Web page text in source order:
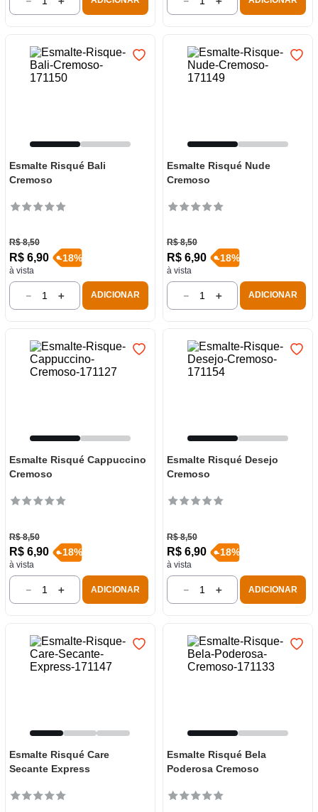
Esmalte Risqué Bali
Cremoso
R$ 8,50
R$ 6,90
à vista
-18%
＋
－ ADICIONAR
Esmalte Risqué Nude
Cremoso
R$ 8,50
R$ 6,90
à vista
-18%
＋
－ ADICIONAR
Esmalte Risqué Cappuccino
Cremoso
R$ 8,50
R$ 6,90
à vista
-18%
＋
－ ADICIONAR
Esmalte Risqué Desejo
Cremoso
R$ 8,50
R$ 6,90
à vista
-18%
＋
－ ADICIONAR
Esmalte Risqué Care
Secante Express
Esmalte Risqué Bela
Poderosa Cremoso